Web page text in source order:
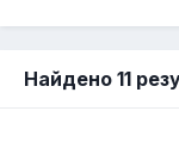
Найдено 11